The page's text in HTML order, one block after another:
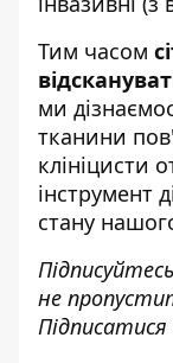
Тим часом
ми
тканини
клініцисти
інструмент
стану
не